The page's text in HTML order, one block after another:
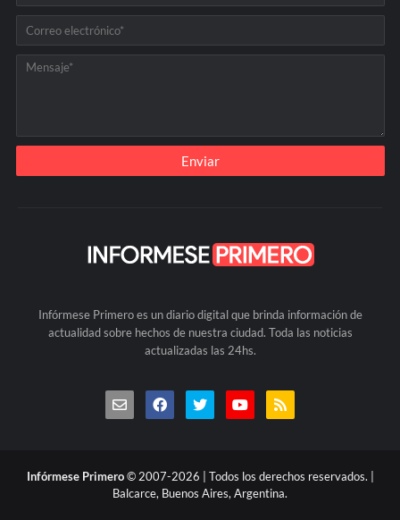
Infórmese Primero es un diario digital que brinda información de
actualidad sobre hechos de nuestra ciudad. Toda las noticias
actualizadas las 24hs.
Infórmese Primero© 2007-2026 | Todos los derechos reservados. |
Balcarce, Buenos Aires, Argentina.